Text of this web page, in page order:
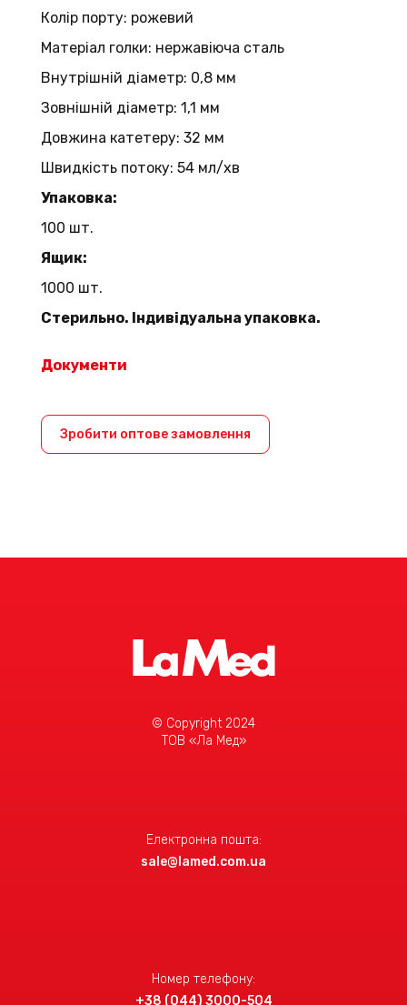
Колір порту: рожевий
Матеріал голки: нержавіюча сталь
Внутрішній діаметр: 0,8 мм
Зовнішній діаметр: 1,1 мм
Довжина катетеру: 32 мм
Швидкість потоку: 54 мл/хв
Упаковка:
100 шт.
Ящик:
1000 шт.
Стерильно. Індивідуальна упаковка.
Документи
Зробити оптове замовлення
© Copyright 2024
ТОВ «Ла Мед»
Електронна пошта:
sale@lamed.com.ua
Номер телефону:
+38 (044) 3000-504